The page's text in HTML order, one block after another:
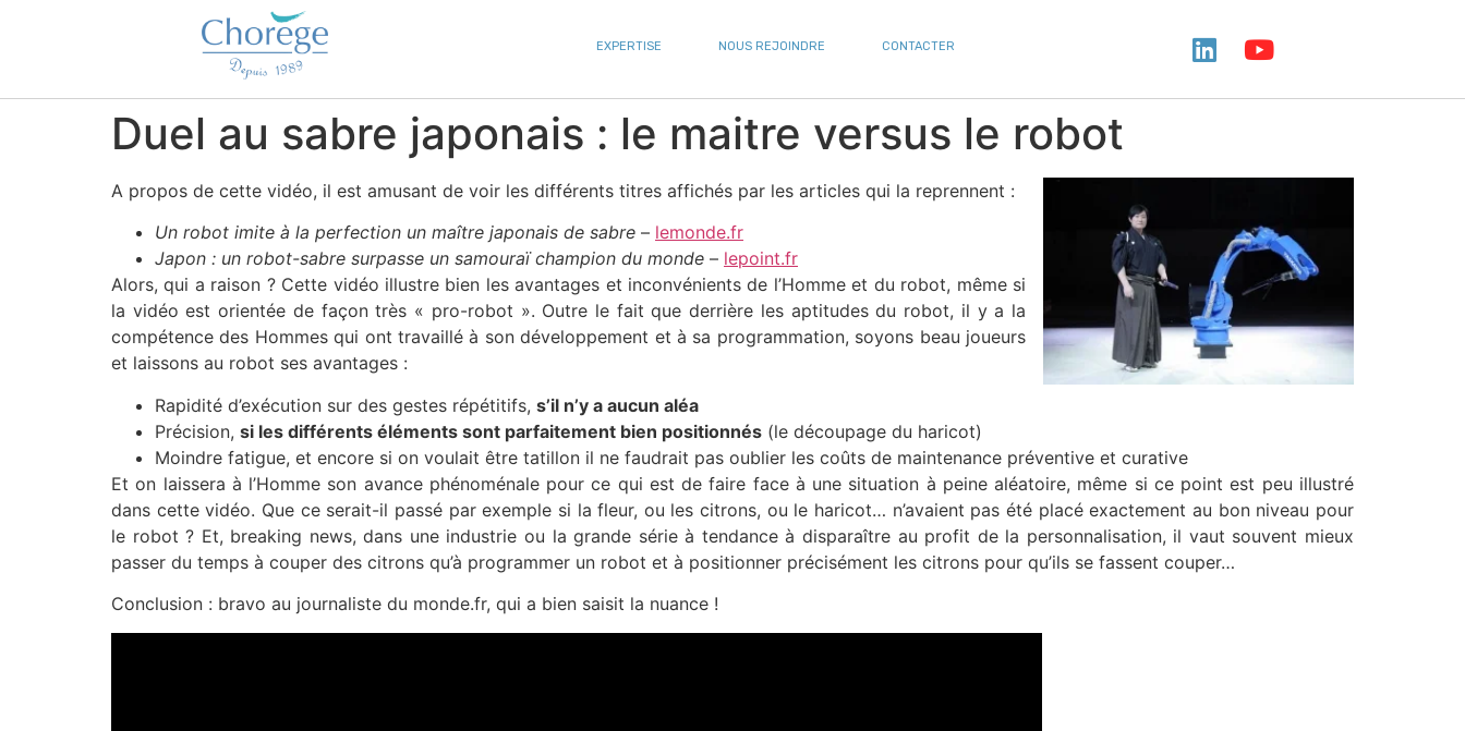
EXPERTISE NOUS REJOINDRE CONTACTER
Duel au sabre japonais : le maitre versus le robot
A propos de cette vidéo, il est amusant de voir les différents titres affichés par les articles qui la reprennent :
Un robot imite à la perfection un maître japonais de sabre – lemonde.fr
Japon : un robot-sabre surpasse un samouraï champion du monde – lepoint.fr
Alors, qui a raison ? Cette vidéo illustre bien les avantages et inconvénients de l’Homme et du robot, même si
la vidéo est orientée de façon très « pro-robot ». Outre le fait que derrière les aptitudes du robot, il y a la
compétence des Hommes qui ont travaillé à son développement et à sa programmation, soyons beau joueurs
et laissons au robot ses avantages :
Rapidité d’exécution sur des gestes répétitifs, s’il n’y a aucun aléa
Précision, si les différents éléments sont parfaitement bien positionnés (le découpage du haricot)
Moindre fatigue, et encore si on voulait être tatillon il ne faudrait pas oublier les coûts de maintenance préventive et curative
Et on laissera à l’Homme son avance phénoménale pour ce qui est de faire face à une situation à peine aléatoire, même si ce point est peu illustré
dans cette vidéo. Que ce serait-il passé par exemple si la fleur, ou les citrons, ou le haricot… n’avaient pas été placé exactement au bon niveau pour
le robot ? Et, breaking news, dans une industrie ou la grande série à tendance à disparaître au profit de la personnalisation, il vaut souvent mieux
passer du temps à couper des citrons qu’à programmer un robot et à positionner précisément les citrons pour qu’ils se fassent couper…
Conclusion : bravo au journaliste du monde.fr, qui a bien saisit la nuance !